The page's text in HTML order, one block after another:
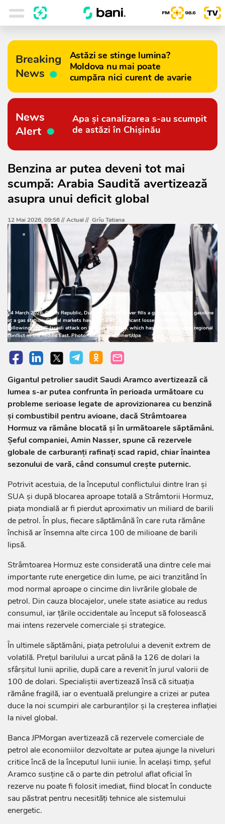
Breaking
News
Astăzi se stinge lumina?
Moldova nu mai poate
cumpăra nici curent de avarie
News
Alert
Apa și canalizarea s-au scumpit
de astăzi în Chișinău
Benzina ar putea deveni tot mai
scumpă: Arabia Saudită avertizează
asupra unui deficit global
12 Mai 2026, 09:56 //Actual// Grîu Tatiana
04 March 2026, Czech Republic, Dubi: A German driver fills a gas canister with gasoline
at a gas station. Global markets have suffered significant losses in recent days
following the US-Israeli attack on Iran on Saturday, which has sparked a wider regional
conflict in the Middle East. Photo: Sebastian Kahnert/dpa
Gigantul petrolier saudit Saudi Aramco avertizează că
lumea s-ar putea confrunta în perioada următoare cu
probleme serioase legate de aprovizionarea cu benzină
și combustibil pentru avioane, dacă Strâmtoarea
Hormuz va rămâne blocată și în următoarele săptămâni.
Șeful companiei, Amin Nasser, spune că rezervele
globale de carburanți rafinați scad rapid, chiar înaintea
sezonului de vară, când consumul crește puternic.
Potrivit acestuia, de la începutul conflictului dintre Iran și
SUA și după blocarea aproape totală a Strâmtorii Hormuz,
piața mondială ar fi pierdut aproximativ un miliard de barili
de petrol. În plus, fiecare săptămână în care ruta rămâne
închisă ar însemna alte circa 100 de milioane de barili
lipsă.
Strâmtoarea Hormuz este considerată una dintre cele mai
importante rute energetice din lume, pe aici tranzitând în
mod normal aproape o cincime din livrările globale de
petrol. Din cauza blocajelor, unele state asiatice au redus
consumul, iar țările occidentale au început să folosească
mai intens rezervele comerciale și strategice.
În ultimele săptămâni, piața petrolului a devenit extrem de
volatilă. Prețul barilului a urcat până la 126 de dolari la
sfârșitul lunii aprilie, după care a revenit în jurul valorii de
100 de dolari. Specialiștii avertizează însă că situația
rămâne fragilă, iar o eventuală prelungire a crizei ar putea
duce la noi scumpiri ale carburanților și la creșterea inflației
la nivel global.
Banca JPMorgan avertizează că rezervele comerciale de
petrol ale economiilor dezvoltate ar putea ajunge la niveluri
critice încă de la începutul lunii iunie. În același timp, șeful
Aramco susține că o parte din petrolul aflat oficial în
rezerve nu poate fi folosit imediat, fiind blocat în conducte
sau păstrat pentru necesități tehnice ale sistemului
energetic.